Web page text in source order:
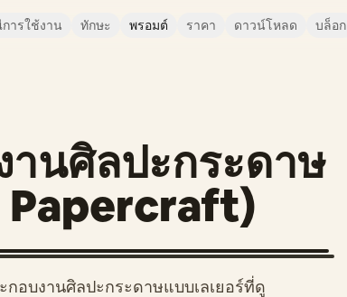
ารใช้งาน ทักษะ พรอมต์ ราคา ดาวน์โหลด บล็อก
านศิลปะกระดาษ
Papercraft)
อบงานศิลปะกระดาษแบบเลเยอร์ที่ดู